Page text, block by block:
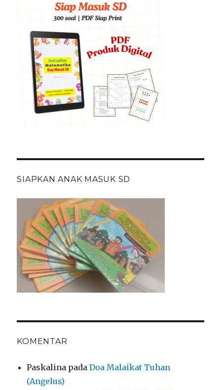
SIAPKAN ANAK MASUK SD
KOMENTAR
Paskalina padaDoa Malaikat Tuhan
(Angelus)